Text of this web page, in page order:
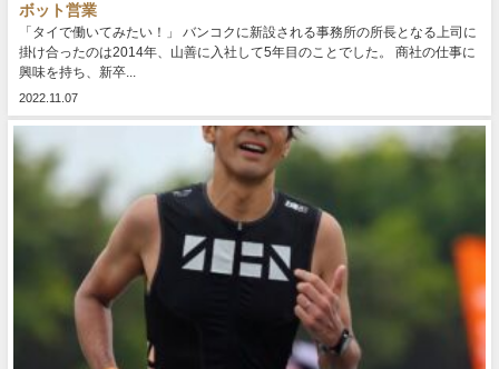
ボット営業
「タイで働いてみたい！」 バンコクに新設される事務所の所長となる上司に
掛け合ったのは2014年、山善に入社して5年目のことでした。 商社の仕事に
興味を持ち、新卒...
2022.11.07